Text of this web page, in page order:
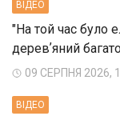
ВIДЕО
"На той час було
деревʼяний
09 СЕРПНЯ 2026,
ВIДЕО